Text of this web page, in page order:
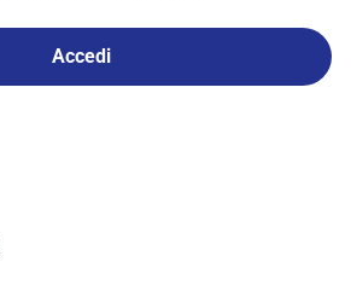
Accedi